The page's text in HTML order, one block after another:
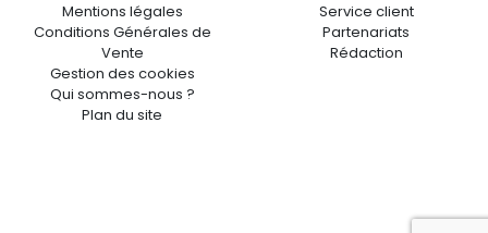
Mentions légales
Conditions Générales de
Vente
Gestion des cookies
Qui sommes-nous ?
Plan du site
Service client
Partenariats
Rédaction